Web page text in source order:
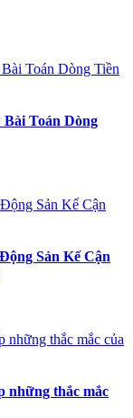
Toán Dòng
Sản Kế Cận
những thắc mắc